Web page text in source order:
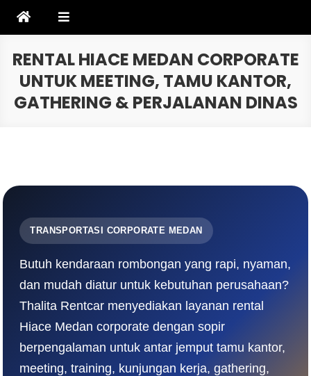
RENTAL HIACE MEDAN CORPORATE
UNTUK MEETING, TAMU KANTOR,
GATHERING & PERJALANAN DINAS
TRANSPORTASI CORPORATE MEDAN
Butuh kendaraan rombongan yang rapi, nyaman,
dan mudah diatur untuk kebutuhan perusahaan?
Thalita Rentcar menyediakan layanan rental
Hiace Medan corporate dengan sopir
berpengalaman untuk antar jemput tamu kantor,
meeting, training, kunjungan kerja, gathering,